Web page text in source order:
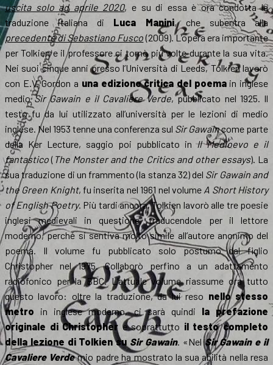
uscita solo ad aprile 2020, e su di essa è ora condotta la
traduzione italiana di Luca Manini, che subentra alla
precedente di Sebastiano Fusco(2009). L’opera era importante
per Tolkien e il professore ci tornò più volte durante la sua vita.
Nei suoi cinque anni presso l’Università di Leeds, Tolkien lavorò
con E.V. Gordon a una edizione critica del poemain inglese
medioSir Gawain e il Cavaliere Verde, pubblicato nel 1925. Il
testo fu da lui utilizzato all’università per le lezioni di medio
inglese. Nel 1953 tenne una conferenza sul Sir Gawaincome parte
della Ker Lecture, saggio poi pubblicato in Il Medioevo e il
fantastico( The Monster and the Critics and other essays). La
sua traduzione di un frammento (la stanza 32) del Sir Gawain and
the Green Knight, fu inserita nel 1961 nel volume A Short History
of English Poetry. Più tardi ancora, Tolkien lavorò alle tre poesie
inglesi medievali in questione, traducendole per il lettore
moderno, perché si sentiva molto simile all’autore anonimo del
poema. Il volume fu pubblicato solo postumo dal figlio
Christopher nel 1975. Collaborò perfino a un adattamento
radiofonico per la BBC. L’attuale volume riassume ora tutto
questo lavoro: oltre la traduzione, da lui reso nello stesso
metro in inglese moderno, ci sarà quindi la prefazione
originale di Christophere soprattutto il testo completo
della lezione di Tolkien su Sir Gawain. «NelSir Gawain e il
Cavaliere Verdemio padre ha mostrato la sua abilità nella resa